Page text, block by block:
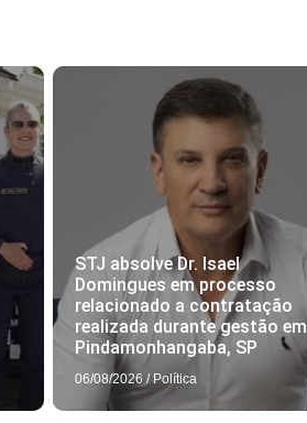
STJ absolve Dr. Isael
Domingues em processo
relacionado a contratação
realizada durante gestão em
Pindamonhangaba, SP
06/08/2026 / Política